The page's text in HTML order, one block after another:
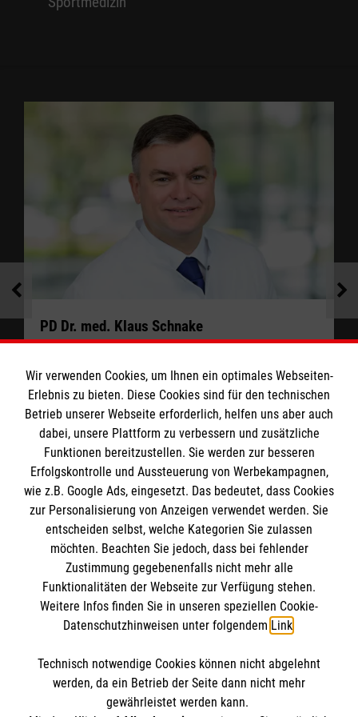
Sekretariat und Koordination
Terminanfrage
Frau Fuchs
Sekretariat und Koordination
Terminanfrage
PD Dr. med. Klaus Schnake
Facharzt für Orthopädie und Unfallchirurgie,
Chirurgie, spezielle Unfallchirurgie,
Sportmedizin, Chirotheraphie
Einrichtung
Rathsberger Str. 57
91054 Erlangen
Informationen
Wir verwenden Cookies, um Ihnen ein optimales Webseiten-
Erlebnis zu bieten. Diese Cookies sind für den technischen
Betrieb unserer Webseite erforderlich, helfen uns aber auch
dabei, unsere Plattform zu verbessern und zusätzliche
Funktionen bereitzustellen. Sie werden zur besseren
Erfolgskontrolle und Aussteuerung von Werbekampagnen,
wie z.B. Google Ads, eingesetzt. Das bedeutet, dass Cookies
zur Personalisierung von Anzeigen verwendet werden. Sie
entscheiden selbst, welche Kategorien Sie zulassen
möchten. Beachten Sie jedoch, dass bei fehlender
Zustimmung gegebenenfalls nicht mehr alle
Funktionalitäten der Webseite zur Verfügung stehen.
Weitere Infos finden Sie in unseren speziellen Cookie-
Datenschutzhinweisen unter folgendem Link.
Technisch notwendige Cookies können nicht abgelehnt
werden, da ein Betrieb der Seite dann nicht mehr
gewährleistet werden kann.